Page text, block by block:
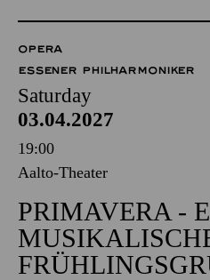
OPERA
ESSENER PHILHARMONIKER
Saturday
03.04.2027
19:00
Aalto-Theater
PRIMAVERA -